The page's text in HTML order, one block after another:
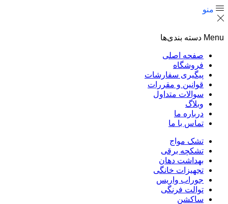
منو
Menu دسته بندی‌ها
صفحه اصلی
فروشگاه
پیگیری سفارشات
قوانین و مقررات
سوالات متداول
وبلاگ
درباره ما
تماس با ما
تشک مواج
تشکچه برقی
بهداشت دهان
تجهیزات خانگی
جوراب واریس
توالت فرنگی
ساکشن